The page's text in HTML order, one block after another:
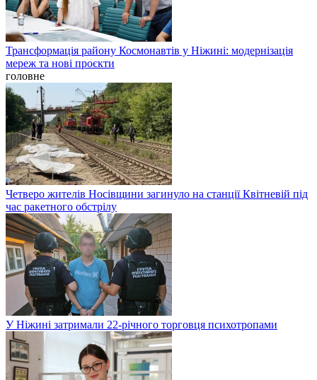
Трансформація району Космонавтів у Ніжині: модернізація
мереж та нові проєкти
головне
Четверо жителів Носівщини загинуло на станції Квітневій під
час ракетного обстрілу
У Ніжині затримали 22-річного торговця психотропами